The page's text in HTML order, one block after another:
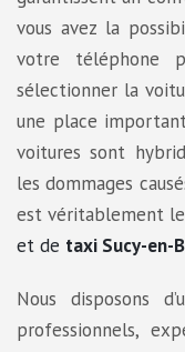
vous avez la
votre téléphone
sélectionner la
une place
voitures sont
les dommages
est véritablement
et de taxi Sucy-en-
Nous disposons
professionnels,